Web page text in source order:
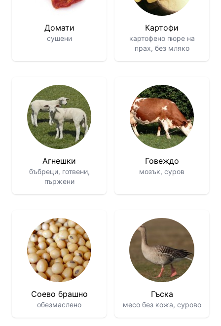
Домати
сушени
Картофи
картофено пюре на
прах, без мляко
Агнешки
бъбреци, готвени,
пържени
Говеждо
мозък, суров
Соево брашно
обезмаслено
Гъска
месо без кожа, сурово